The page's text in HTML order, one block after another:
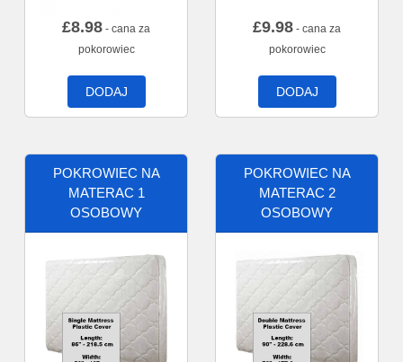
£8.98 - cana za
pokorowiec
DODAJ
£9.98 - cana za
pokorowiec
DODAJ
POKROWIEC NA
MATERAC 1
OSOBOWY
POKROWIEC NA
MATERAC 2
OSOBOWY